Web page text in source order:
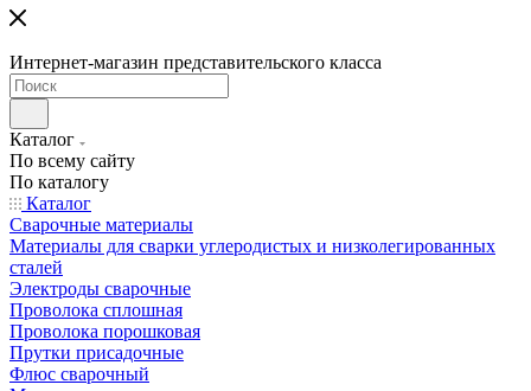
Интернет-магазин представительского класса
Каталог
По всему сайту
По каталогу
Каталог
Сварочные материалы
Материалы для сварки углеродистых и низколегированных
сталей
Электроды сварочные
Проволока сплошная
Проволока порошковая
Прутки присадочные
Флюс сварочный